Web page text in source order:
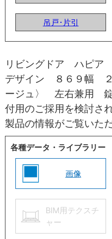
吊戸･片引
リビングドア ハピ
デザイン ８６９幅
ージュ〉 左右兼用
付用のご採用を検討さ
製品の情報がご覧いた
各種データ・ライブラリー
画像
BIM用テクスチ
ャー